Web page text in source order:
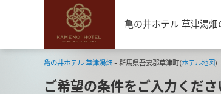
亀の井ホテル 草津湯
亀の井ホテル 草津湯畑 - 群馬県吾妻郡草津町(ホテル地図)
ご希望の条件をご入力くださ